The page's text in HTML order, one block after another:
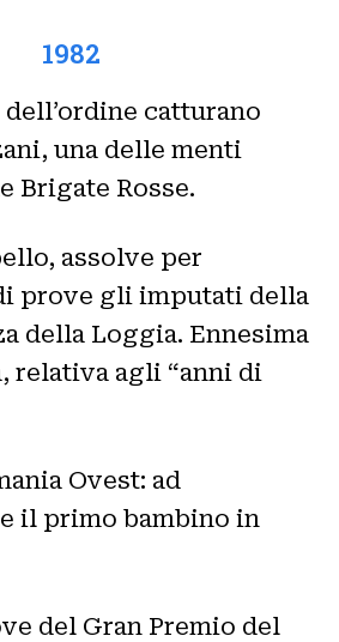
1982
dell’ordine catturano
una delle menti
Brigate Rosse.
assolve per
prove gli imputati della
della Loggia. Ennesima
relativa agli “anni di
Ovest: ad
il primo bambino in
del Gran Premio del